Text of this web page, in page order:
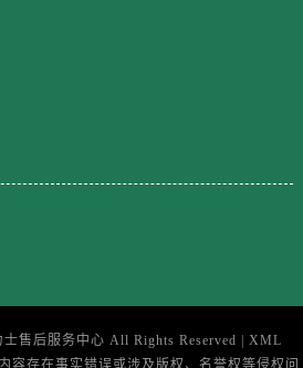
士售后服务中心 All Rights Reserved | XML
容存在事实错误或涉及版权、名誉权等侵权问